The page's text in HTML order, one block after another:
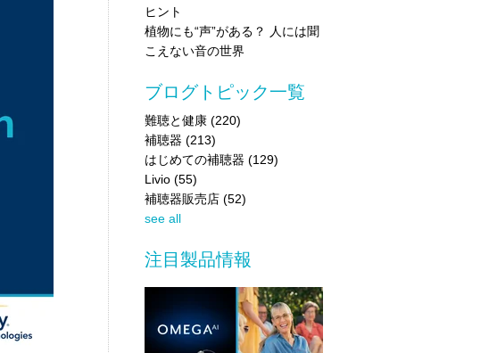
ヒント
植物にも“声”がある？ 人には聞
こえない音の世界
ブログトピック一覧
難聴と健康 (220)
補聴器 (213)
はじめての補聴器 (129)
Livio (55)
補聴器販売店 (52)
see all
注目製品情報